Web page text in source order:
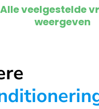
Alle veelgestelde
weergeven